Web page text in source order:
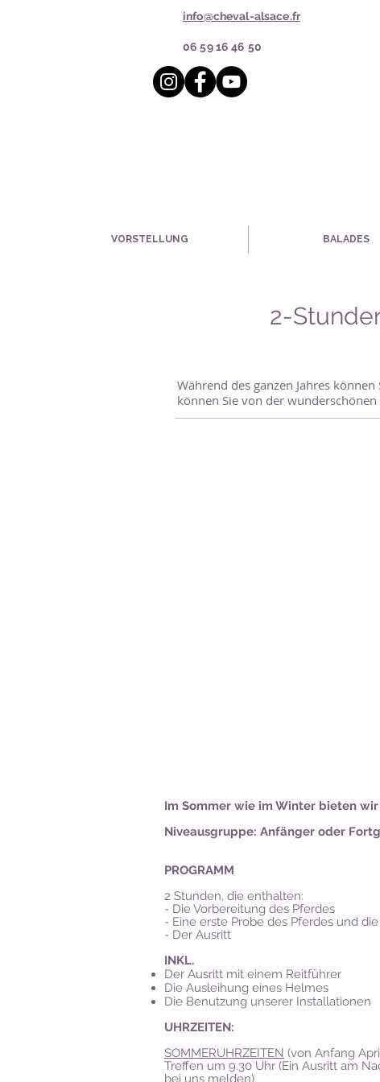
info@cheval-alsace.fr
06 59 16 46 50
VORSTELLUNG BALADES
2-
Während des ganzen Jahres
können Sie von der
Im Sommer wie im Winter bieten
Niveausgruppe: Anfänger oder
PROGRAMM
2 Stunden, die enthalten:
- Die Vorbereitung des Pferdes
- Eine erste Probe des Pferdes und
- Der Ausritt
INKL.
Der Ausritt mit einem Reitführer
Die Ausleihung eines Helmes
Die Benutzung unserer Installationen
UHRZEITEN:
SOMMERUHRZEITEN (von Anfang
Treffen um 9.30 Uhr (Ein Ausritt am
bei uns melden)